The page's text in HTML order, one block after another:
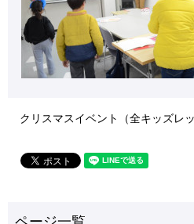
クリスマスイベント（全キッズレッ